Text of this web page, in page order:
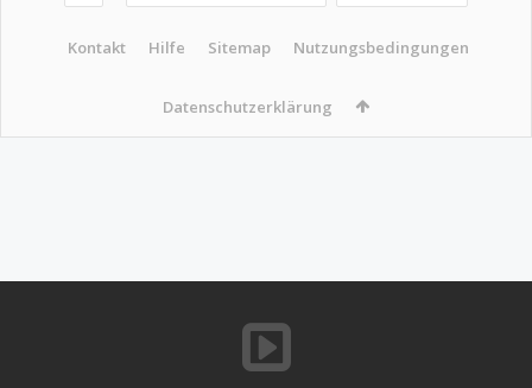
Kontakt Hilfe Sitemap Nutzungsbedingungen
Datenschutzerklärung